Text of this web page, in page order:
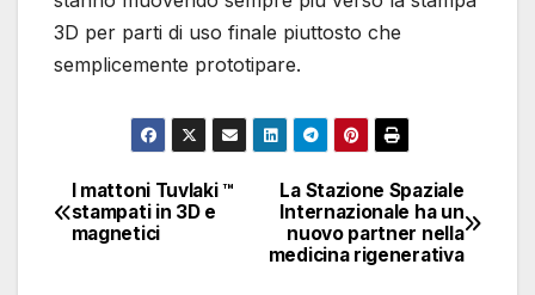
3D per parti di uso finale piuttosto che
semplicemente prototipare.
Navigazione
articoli
La Stazione Spaziale
Internazionale ha un
nuovo partner nella
medicina rigenerativa
I mattoni Tuvlaki ™
stampati in 3D e
magnetici